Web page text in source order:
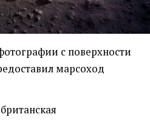
с поверхности
марсоход